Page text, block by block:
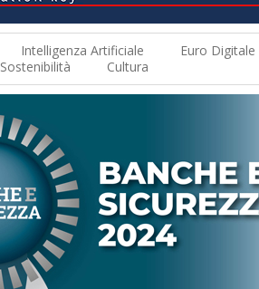
Intelligenza Artificiale Euro Digitale
Sostenibilità Cultura